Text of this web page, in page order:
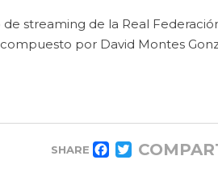
streaming de la Real
por David Montes
SHARE FACEBOOK
TWITTER